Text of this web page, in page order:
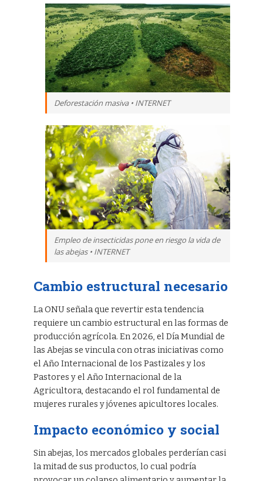
Deforestación masiva • INTERNET
Empleo de insecticidas pone en riesgo la vida de
las abejas • INTERNET
Cambio estructural necesario
La ONU señala que revertir esta tendencia
requiere un cambio estructural en las formas de
producción agrícola. En 2026, el Día Mundial de
las Abejas se vincula con otras iniciativas como
el Año Internacional de los Pastizales y los
Pastores y el Año Internacional de la
Agricultora, destacando el rol fundamental de
mujeres rurales y jóvenes apicultores locales.
Impacto económico y social
Sin abejas, los mercados globales perderían casi
la mitad de sus productos, lo cual podría